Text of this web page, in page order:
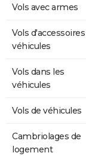
Vols avec armes
Vols
véhicules
Vols dans les
véhicules
Vols de véhicules
Cambriolages de
logement